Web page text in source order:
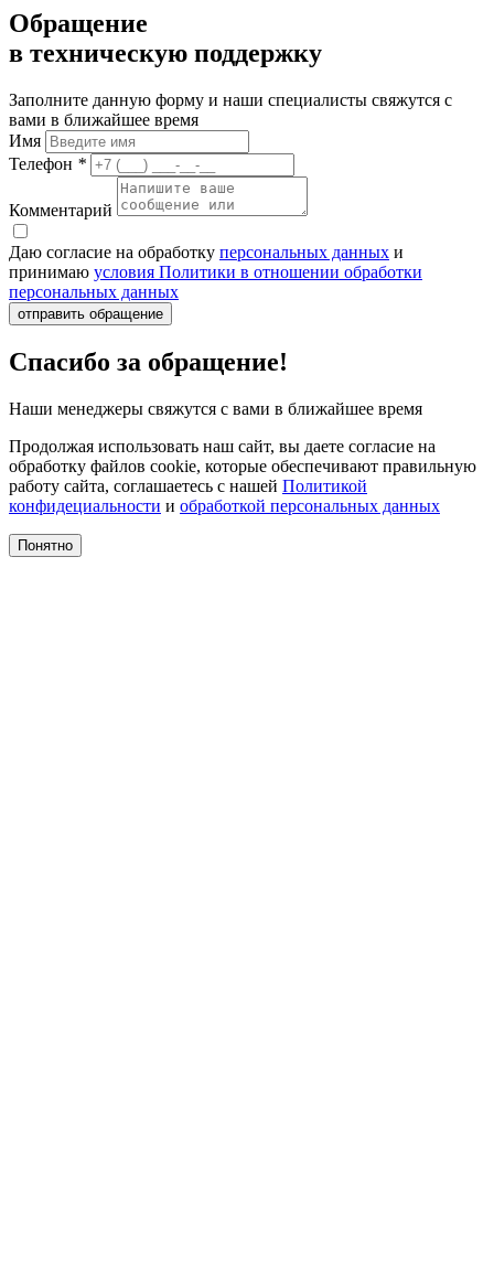
Обращение
в техническую поддержку
Заполните данную форму и наши специалисты свяжутся с
вами в ближайшее время
Имя
Телефон *
Комментарий
Даю согласие на обработку персональных данных и
принимаю условия Политики в отношении обработки
персональных данных
отправить обращение
Спасибо за обращение!
Наши менеджеры свяжутся с вами в ближайшее время
Продолжая использовать наш сайт, вы даете согласие на
обработку файлов cookie, которые обеспечивают правильную
работу сайта, соглашаетесь с нашей Политикой
конфидециальности и обработкой персональных данных
Понятно